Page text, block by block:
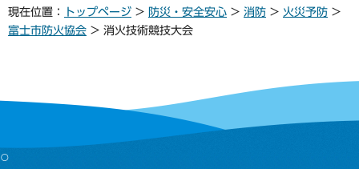
現在位置： トップページ > 防災・安全安心 > 消防 > 火災予防 >
富士市防火協会 > 消火技術競技大会